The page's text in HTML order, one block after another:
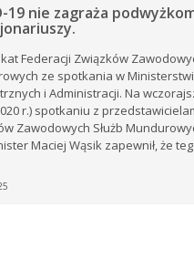
19 nie zagraża
Federacji Związków
ze spotkania w
i Administracji. Na
r.) spotkaniu z
Zawodowych Służb
Maciej Wąsik zapewnił, że